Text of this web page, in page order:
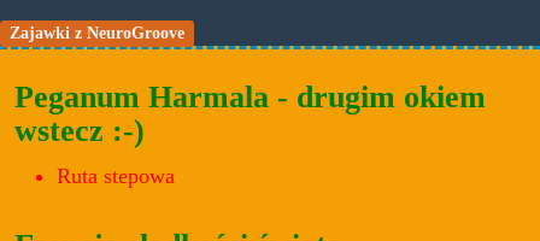
Zajawki z NeuroGroove
Peganum Harmala - drugim okiem
wstecz :-)
Ruta stepowa